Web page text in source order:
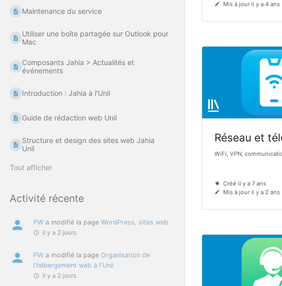
Maintenance du service
Utiliser une boîte partagée sur Outlook pour
Mac
Composants Jahia > Actualités et
événements
Introduction : Jahia à l'Unil
Guide de rédaction web Unil
Structure et design des sites web Jahia
Unil
Tout afficher
Activité récente
PW a modifié la page WordPress, sites web
il y a 2 jours
PW a modifié la page Organisation de
l'hébergement web à l'Unil
il y a 2 jours
Mis à jour il y a 4 ans
Réseau et
WiFi, VPN,
Créé il y a 7 ans
Mis à jour il y a 2 ans